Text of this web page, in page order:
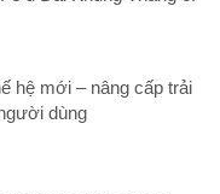
hệ mới – nâng cấp trải
dùng